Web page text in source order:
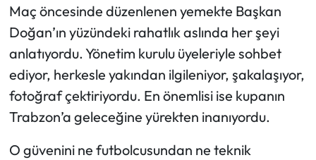
Maç öncesinde düzenlenen yemekte Başkan
Doğan’ın yüzündeki rahatlık aslında her şeyi
anlatıyordu. Yönetim kurulu üyeleriyle sohbet
ediyor, herkesle yakından ilgileniyor, şakalaşıyor,
fotoğraf çektiriyordu. En önemlisi ise kupanın
Trabzon’a geleceğine yürekten inanıyordu.
O güvenini ne futbolcusundan ne teknik
Mektup Galeri
Ekonomi
Sağlık